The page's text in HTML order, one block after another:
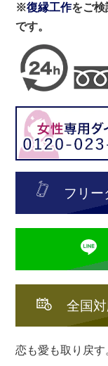
※復縁工作をご
です。
フリ
全国
恋も愛も取り戻す